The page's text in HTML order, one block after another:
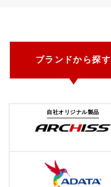
ブランドから探す
自社オリジナル製品